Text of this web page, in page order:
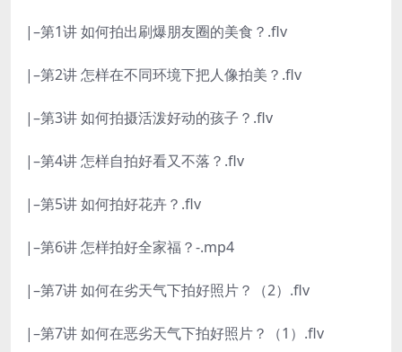
|–第1讲 如何拍出刷爆朋友圈的美食？.flv
|–第2讲 怎样在不同环境下把人像拍美？.flv
|–第3讲 如何拍摄活泼好动的孩子？.flv
|–第4讲 怎样自拍好看又不落？.flv
|–第5讲 如何拍好花卉？.flv
|–第6讲 怎样拍好全家福？-.mp4
|–第7讲 如何在劣天气下拍好照片？（2）.flv
|–第7讲 如何在恶劣天气下拍好照片？（1）.flv